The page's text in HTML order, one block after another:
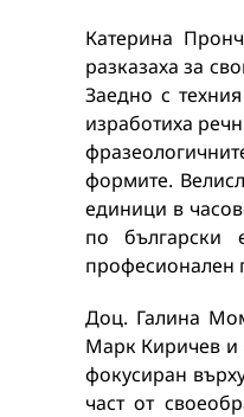
Катерина
разказаха за
Заедно с
изработиха
формите.
единици в
по български
професионален
Доц. Галина
Марк Киричев и
фокусиран
част от